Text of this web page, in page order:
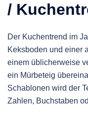
/
Der Kuchentrend im
Keksboden und einer
einem üblicherweise
ein Mürbeteig
Schablonen wird der
Zahlen, Buchstaben